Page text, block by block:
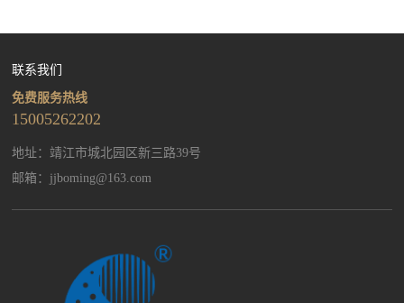
联系我们
免费服务热线
15005262202
地址：靖江市城北园区新三路39号
邮箱： jjboming@163.com